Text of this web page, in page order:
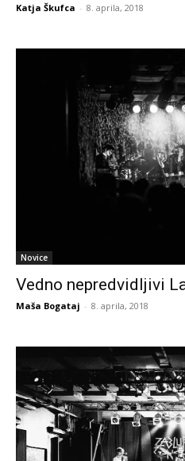
Katja Škufca - 8. aprila, 2018
Novice
Vedno nepredvidljivi
Maša Bogataj - 8. aprila, 2018